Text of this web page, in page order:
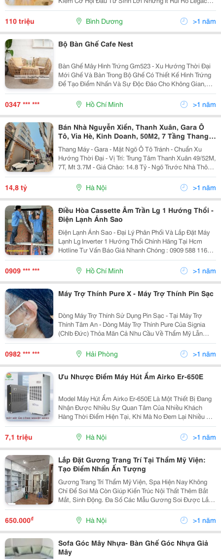
Prime Là Lựa Chọn Số 1 Cho Quý Khách Hàng Thời
Điểm Hiện Tại. Chính Sách Cho Khách Hàng Vay...
110 triệu Bình Dương >1 năm
Bộ Bàn Ghế Cafe Nest
Bàn Ghế Mây Hình Trứng Gm523 - Xu Hướng Thời Đại
Mới Ghế Và Bàn Trong Bộ Ghế Có Thiết Kế Hình Trứng
Để Tạo Điểm Nhấn Và Sự Độc Đáo Cho Không Gian,
Đem Lại Sự Thoải Mái Và Thư Giãn. Chất Liệu Song
Mây Tự Nhiên Có Độ Bền Và Tính Thẩm Mỹ Cao. Mây
0347 *** *** Hồ Chí Minh >1 năm
Bán Nhà Nguyễn Xiển, Thanh Xuân, Gara Ô
Tô, Vỉa Hè, Kinh Doanh, 50M2, 7 Tầng Thang
Máy, Giá Thỏa Thuận
Thang Máy - Gara - Mặt Ngõ Ô Tô Tránh - Chuẩn Xu
Hướng Thời Đại - Vị Trí: Trung Tâm Thanh Xuân 49/52M,
7T, Mt 3.7M - Giá Chào: 14.8 Tỷ - Ngõ Trước Nhà Thông
Bàn Bờ To Như Phố, 2 Ô Tô Tránh, Vừa Ở Vừa Kinh
Doanh. Gần Chợ Dân Sinh, Gần Trường Liên...
14,8 tỷ Hà Nội >1 năm
Điều Hòa Cassette Âm Trần Lg 1 Hướng Thổi -
Điện Lạnh Ánh Sao
Điện Lạnh Ánh Sao - Đại Lý Phân Phối Và Lắp Đặt Máy
Lạnh Lg Inverter 1 Hướng Thổi Chính Hãng Tại Hcm
Hotline Tư Vấn Báo Giá Nhanh Chóng : 0909 588 116
Ms Hiền Máy Lạnh Âm Trần Lg 1 Hướng Thổi Với Mẫu
Mã Đẹp, Thiết Kế Đẹp Chuẩn Hàn Quốc, Giá...
0909 *** *** Hồ Chí Minh >1 năm
Máy Trợ Thính Pure X - Máy Trợ Thính Pin Sạc
Dòng Máy Trợ Thính Sử Dụng Pin Sạc - Tại Máy Trợ
Thính Tâm An - Dòng Máy Trợ Thính Pure Của Signia
(Chlb Đức) Thỏa Mãn Cả Nhu Cầu Về Thẩm Mỹ Lẫn
Thưởng Thức Âm Thanh Cuộc Sống. - Bắt Kịp Xu
Hướng Thời Đại, Pure Phát Triển Việc Sử Dụng Pin
0982 *** *** Hải Phòng >1 năm
Ưu Nhược Điểm Máy Hút Ẩm Airko Er-650E
Model Máy Hút Ẩm Airko Er-650E Là Một Thiết Bị Đang
Nhận Được Nhiều Sự Quan Tâm Của Nhiều Khách
Hàng Thời Điểm Hiện Tại, Khi Mà No Đem Lại Nhiều Ưu
Điểm Vượt Trội Khi Sử Dụng. Tuy Nhiên Các Khách
Hàng Lại Hơi Ái Ngại Khi Lựa Chọn Mẫu Sản Phẩm
7,1 triệu Hà Nội >1 năm
Lắp Đặt Gương Trang Trí Tại Thẩm Mỹ Viện:
Tạo Điểm Nhấn Ấn Tượng
Gương Trang Trí Thẩm Mỹ Viện, Spa Hiện Nay Không
Chỉ Để Soi Mà Còn Giúp Kiến Trúc Nội Thất Thêm Bắt
Mắt, Sinh Động. Đa Số Các Mẫu Gương Soi Được Lắp
Đặt Tại Đây Là Các Loại Gương Có Chất Liệu Kính Cao
Cấp , Bắt Kịp Xu Hướng Thời Đại. Các Mẫu Gương...
650.000₫ Hà Nội >1 năm
Sofa Góc Mây Nhựa- Bàn Ghế Góc Nhựa Giả
Mây